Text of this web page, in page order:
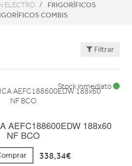
ELECTRO
FRIGORÍFICOS
COMBIS
Filtrar
AEFC188600EDW 188x60
NF BCO
338,34€
Stock inmediato